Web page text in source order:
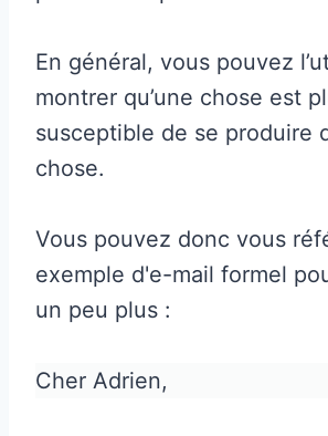
En général, vous pouvez
montrer qu’une chose est
susceptible de se produire
chose.
Vous pouvez donc vous
exemple d'e-mail formel
un peu plus :
Cher Adrien,